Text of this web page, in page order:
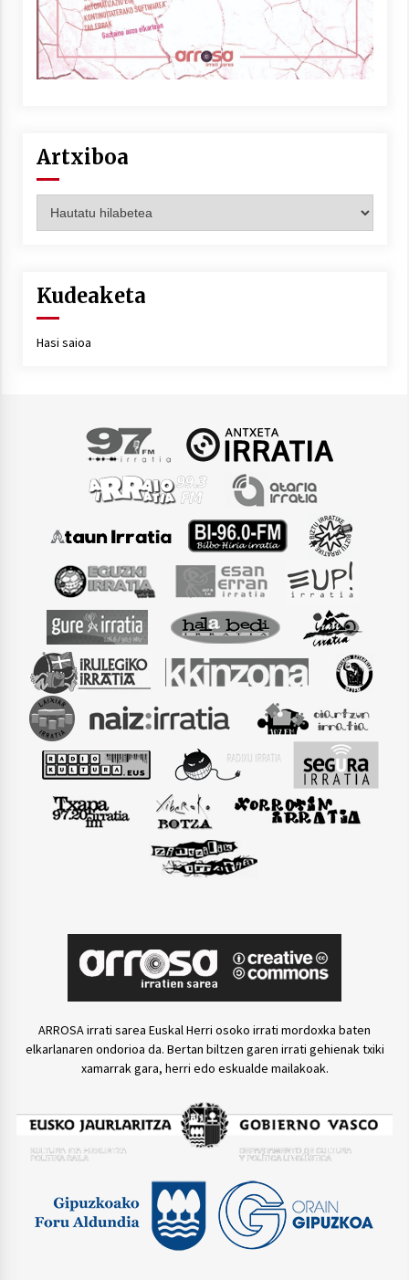
Artxiboa
Kudeaketa
Hasi saioa
ARROSA irrati sarea Euskal Herri osoko irrati mordoxka baten
elkarlanaren ondorioa da. Bertan biltzen garen irrati gehienak txiki
xamarrak gara, herri edo eskualde mailakoak.